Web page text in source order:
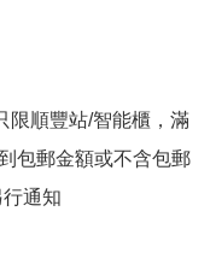
限順豐站/智能櫃，滿
包郵金額或不含包郵
通知